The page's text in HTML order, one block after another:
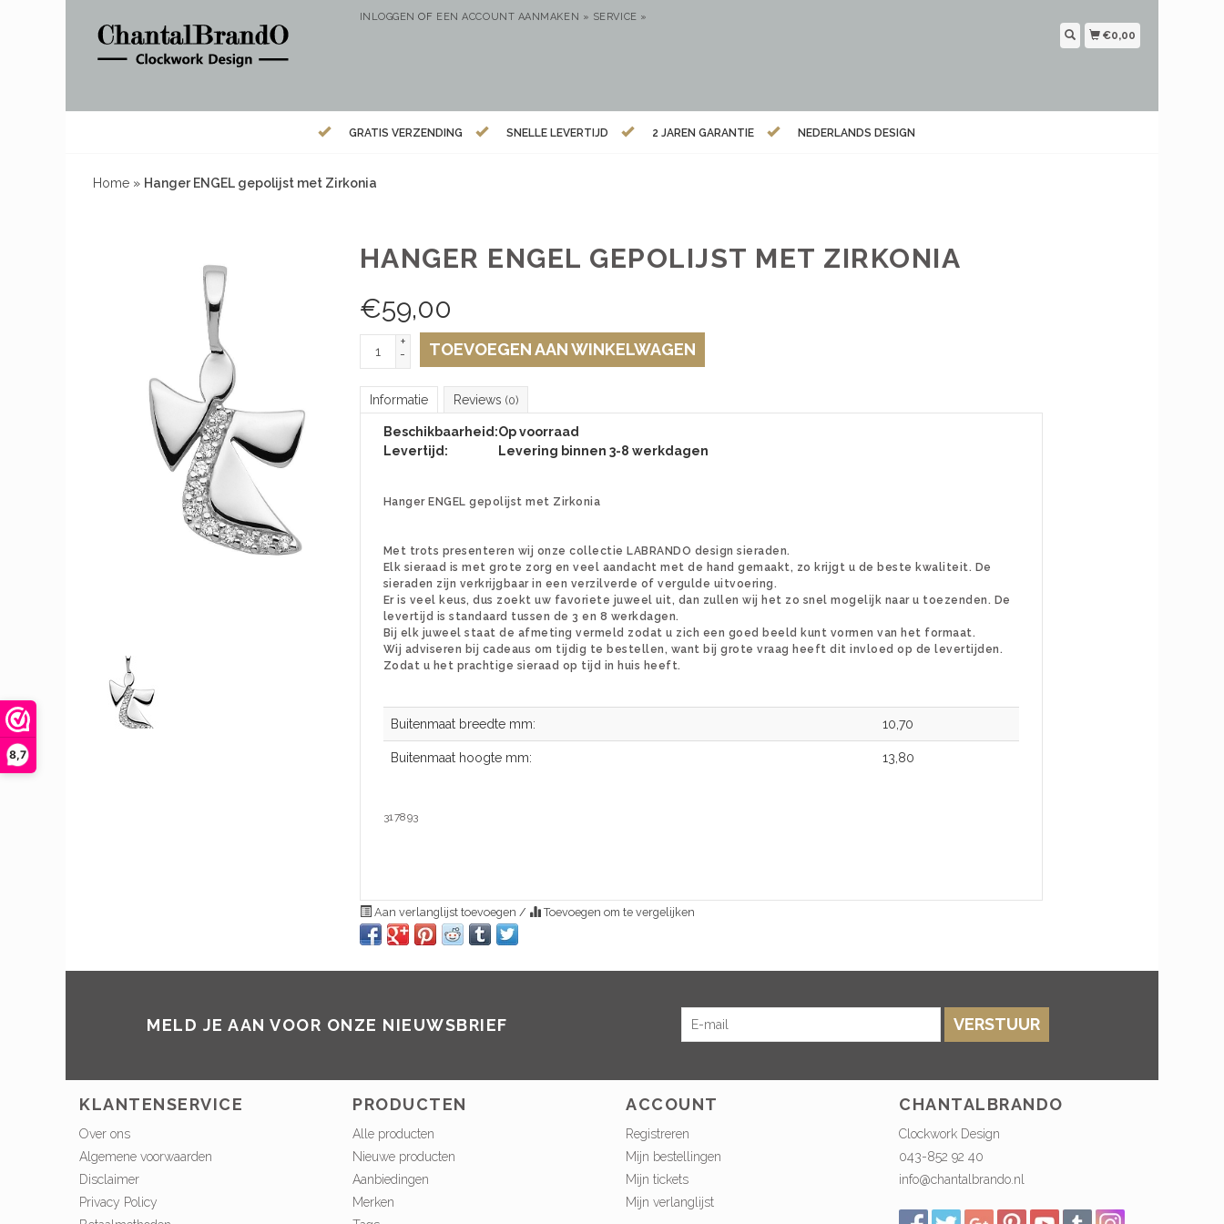
8,7
INLOGGEN OF EEN ACCOUNT AANMAKEN » SERVICE »
€0,00
GRATIS VERZENDING SNELLE LEVERTIJD 2 JAREN GARANTIE NEDERLANDS DESIGN
Home » Hanger ENGEL gepolijst met Zirkonia
HANGER ENGEL GEPOLIJST MET ZIRKONIA
€59,00
+
-
TOEVOEGEN AAN WINKELWAGEN
Informatie Reviews (0)
Beschikbaarheid:Op voorraad
Levertijd:
Levering binnen 3-8 werkdagen
Hanger ENGEL gepolijst met Zirkonia
Met trots presenteren wij onze collectie LABRANDO design sieraden.
Elk sieraad is met grote zorg en veel aandacht met de hand gemaakt, zo krijgt u de beste kwaliteit. De
sieraden zijn verkrijgbaar in een verzilverde of vergulde uitvoering.
Er is veel keus, dus zoekt uw favoriete juweel uit, dan zullen wij het zo snel mogelijk naar u toezenden. De
levertijd is standaard tussen de 3 en 8 werkdagen.
Bij elk juweel staat de afmeting vermeld zodat u zich een goed beeld kunt vormen van het formaat.
Wij adviseren bij cadeaus om tijdig te bestellen, want bij grote vraag heeft dit invloed op de levertijden.
Zodat u het prachtige sieraad op tijd in huis heeft.
Buitenmaat breedte mm: 10,70
Buitenmaat hoogte mm: 13,80
317893
Aan verlanglijst toevoegen / Toevoegen om te vergelijken
MELD JE AAN VOOR ONZE NIEUWSBRIEF VERSTUUR
KLANTENSERVICE
Over ons
Algemene voorwaarden
Disclaimer
Privacy Policy
PRODUCTEN
Alle producten
Nieuwe producten
Aanbiedingen
Merken
ACCOUNT
Registreren
Mijn bestellingen
Mijn tickets
Mijn verlanglijst
CHANTALBRANDO
Clockwork Design
043-852 92 40
info@chantalbrando.nl